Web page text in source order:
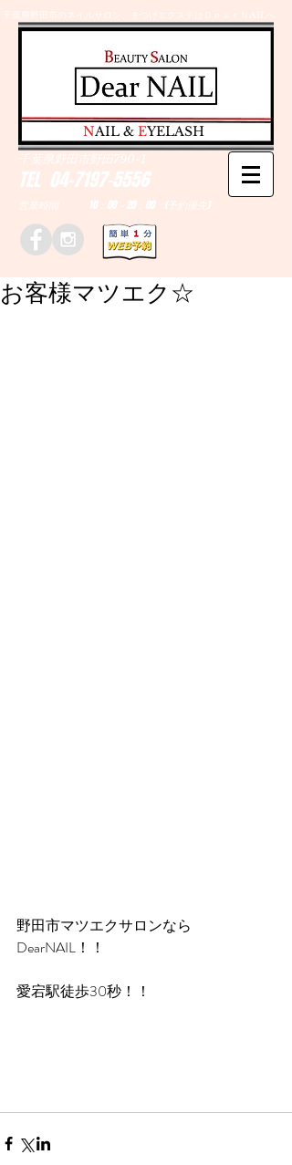
千葉県野田市のネイルサロン、まつげエクステはＤｅａｒＮAILへ
TEL 04-7197-5556
営業時間 10：00～20：00 (予約優先)
千葉県野田市野田790-1
​NAIL & EYELASH
お客様マツエク☆
野田市マツエクサロンなら
DearNAIL！！
愛宕駅徒歩30秒！！